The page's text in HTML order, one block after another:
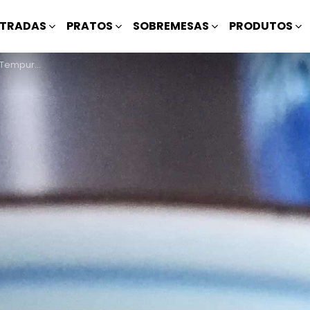
PRATOS SOBREMESAS PRODUTOS